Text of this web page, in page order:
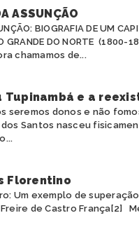
ASSUNÇÃO
BIOGRAFIA DE UM
GRANDE DO NORTE
chamamos de...
Tupinambá e a
seremos donos e não
Santos nasceu
Florentino
Um exemplo de
de Castro França[2]